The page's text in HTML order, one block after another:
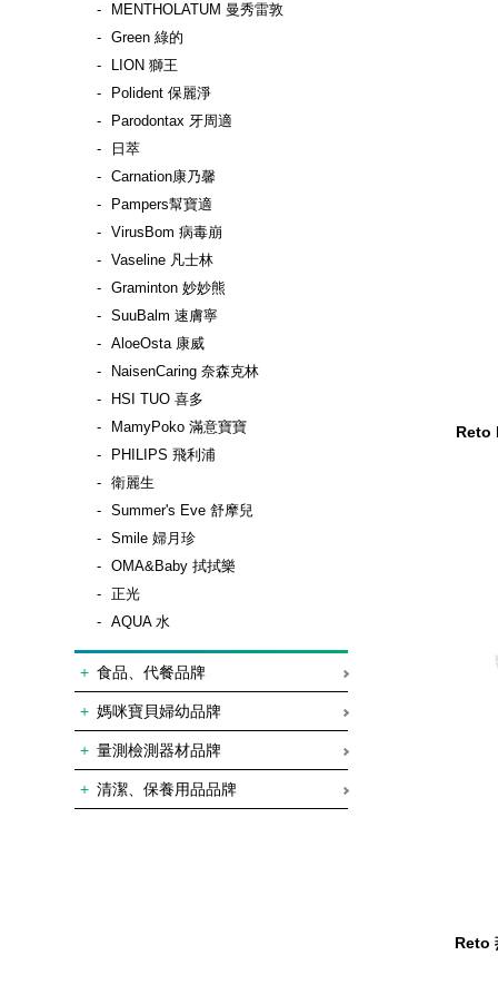
MENTHOLATUM 曼秀雷敦
Green 綠的
LION 獅王
Polident 保麗淨
Parodontax 牙周適
日萃
Carnation康乃馨
Pampers幫寶適
VirusBom 病毒崩
Vaseline 凡士林
Graminton 妙妙熊
SuuBalm 速膚寧
AloeOsta 康威
NaisenCaring 奈森克林
HSI TUO 喜多
MamyPoko 滿意寶寶
PHILIPS 飛利浦
衛麗生
Summer's Eve 舒摩兒
Smile 婦月珍
OMA&Baby 拭拭樂
正光
AQUA 水
食品、代餐品牌
媽咪寶貝婦幼品牌
量測檢測器材品牌
清潔、保養用品品牌
Reto
Reto